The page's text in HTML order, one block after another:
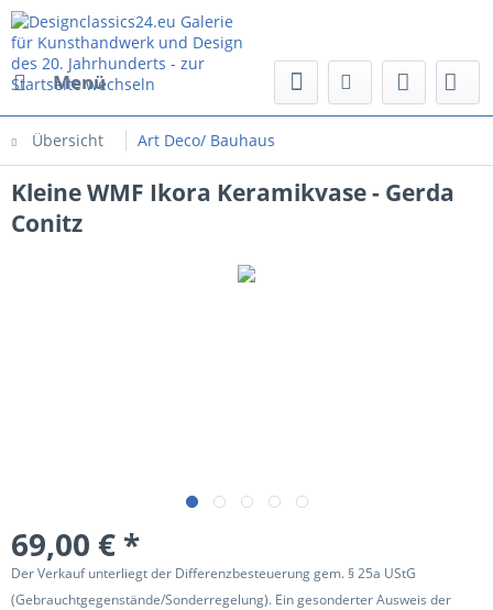
Menü
Übersicht Art Deco/ Bauhaus
Kleine WMF Ikora Keramikvase - Gerda
Conitz
69,00 € *
Der Verkauf unterliegt der Differenzbesteuerung gem. § 25a UStG
(Gebrauchtgegenstände/Sonderregelung). Ein gesonderter Ausweis der